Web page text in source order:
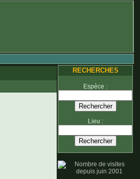
RECHERCHES
Espèce :
Lieu :